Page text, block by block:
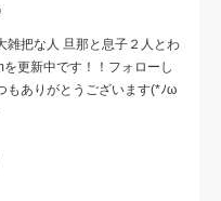
把な人 旦那と息子２人とわ
更新中です！！フォローし
もありがとうございます(*ﾉω